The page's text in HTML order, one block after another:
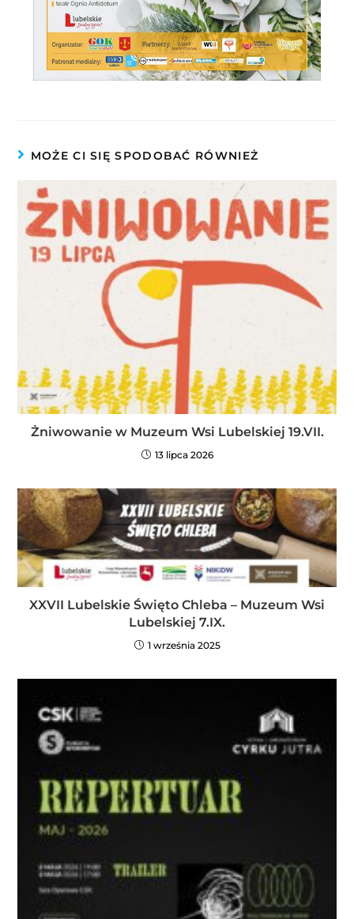
MOŻE CI SIĘ SPODOBAĆ RÓWNIEŻ
Żniwowanie w Muzeum Wsi Lubelskiej 19.VII.
13 lipca 2026
XXVII Lubelskie Święto Chleba – Muzeum Wsi
Lubelskiej 7.IX.
1 września 2025